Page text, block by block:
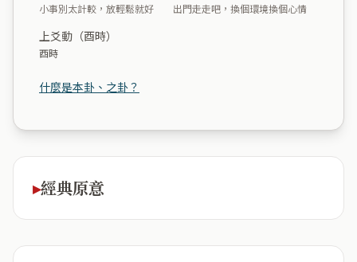
小事別太計較，放輕鬆就好 出門走走吧，換個環境換個心情
上爻動（酉時）
酉時
什麼是本卦、之卦？
經典原意